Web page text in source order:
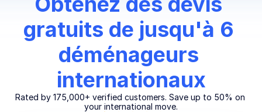
gratuits de jusqu'à 6
déménageurs
internationaux
Rated by 175,000+ verified customers. Save up to 50% on
your international move.